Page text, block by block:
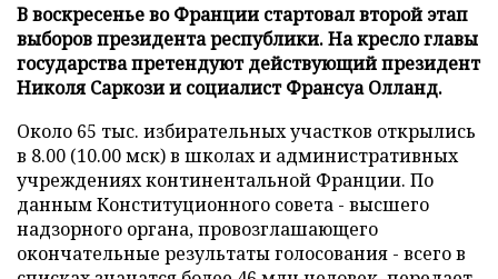
В воскресенье во Франции стартовал второй этап
выборов президента республики. На кресло главы
государства претендуют действующий президент
Николя Саркози и социалист Франсуа Олланд.
Около 65 тыс. избирательных участков открылись
в 8.00 (10.00 мск) в школах и административных
учреждениях континентальной Франции. По
данным Конституционного совета - высшего
надзорного органа, провозглашающего
окончательные результаты голосования - всего в